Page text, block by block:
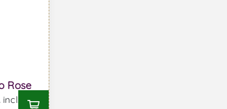
Rose
incl.